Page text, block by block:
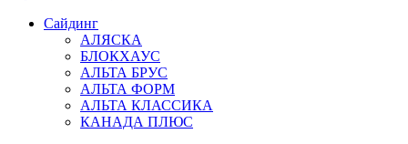
Сайдинг
АЛЯСКА
БЛОКХАУС
АЛЬТА БРУС
АЛЬТА ФОРМ
АЛЬТА КЛАССИКА
КАНАДА ПЛЮС